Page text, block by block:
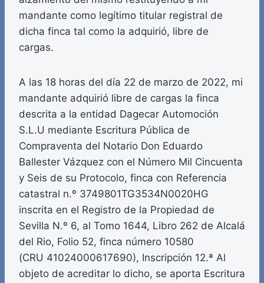
mandante como legítimo titular registral de
dicha finca tal como la adquirió, libre de
cargas.
A las 18 horas del día 22 de marzo de 2022, mi
mandante adquirió libre de cargas la finca
descrita a la entidad Dagecar Automoción
S.L.U mediante Escritura Pública de
Compraventa del Notario Don Eduardo
Ballester Vázquez con el Número Mil Cincuenta
y Seis de su Protocolo, finca con Referencia
catastral n.º 3749801TG3534N0020HG
inscrita en el Registro de la Propiedad de
Sevilla N.º 6, al Tomo 1644, Libro 262 de Alcalá
del Rio, Folio 52, finca número 10580
(CRU 41024000617690), Inscripción 12.ª Al
objeto de acreditar lo dicho, se aporta Escritura